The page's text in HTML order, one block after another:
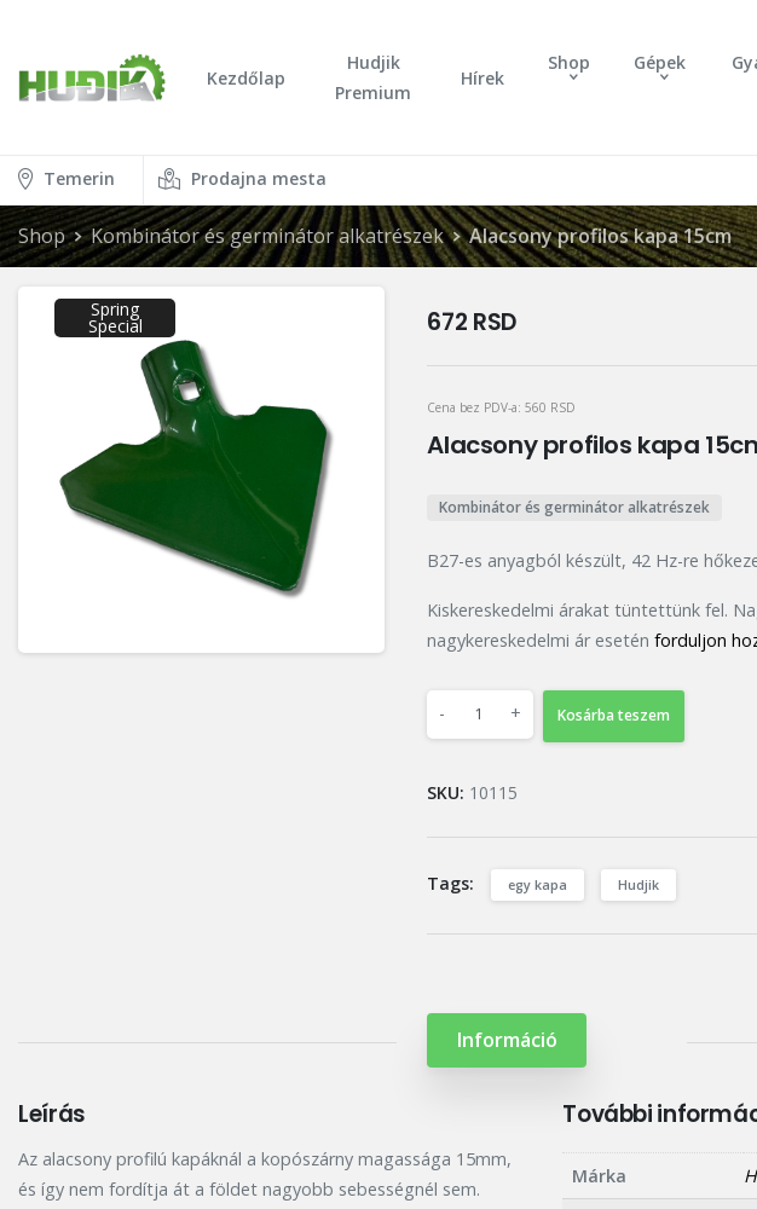
Kezdőlap
Hudjik
Premium
Hírek
Shop Gépek
Temerin Prodajna mesta
Shop Kombinátor és germinátor alkatrészek Alacsony profilos kapa 15cm
Spring
Special 672 RSD
Cena bez PDV-a:560 RSD
Alacsony profilos kapa
Kombinátor és germinátor alkatrészek
B27-es anyagból készült, 42 Hz-re
Kiskereskedelmi árakat tüntettünk fel.
nagykereskedelmi ár eseténforduljon
- + Kosárba teszem
SKU: 10115
Tags: egy kapa Hudjik
Információ
Leírás
Az alacsony profilú kapáknál a kopószárny magassága 15mm,
és így nem fordítja át a földet nagyobb sebességnél sem.
További
Márka